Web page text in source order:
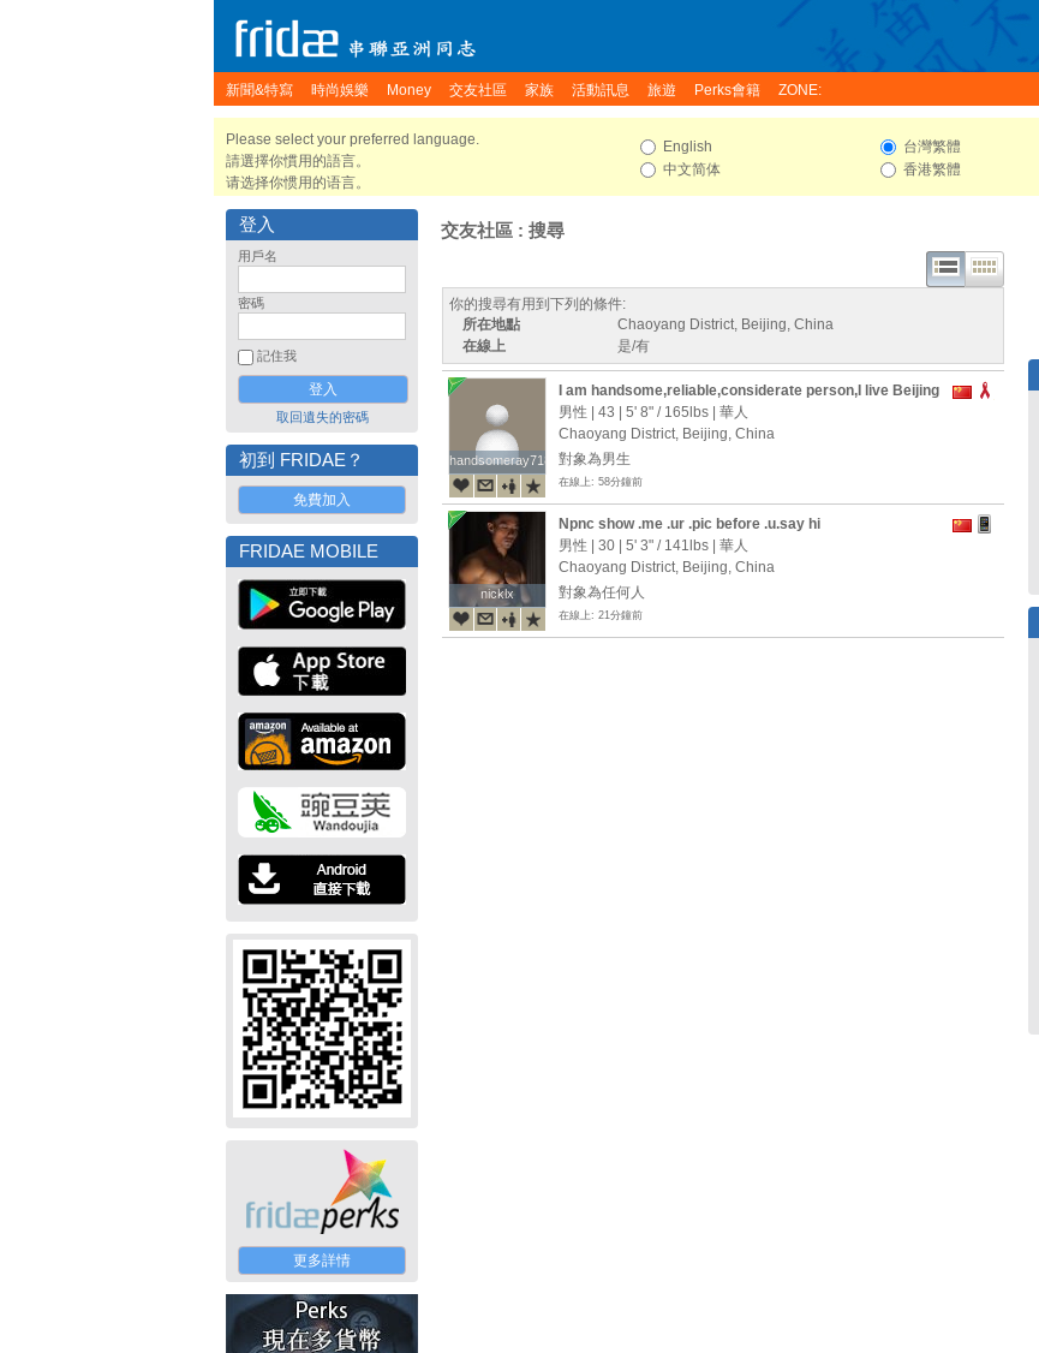
新聞&特寫 時尚娛樂 Money 交友社區 家族 活動訊息 旅遊 Perks會籍 ZONE:
Please select your preferred language.
請選擇你慣用的語言。
请选择你惯用的语言。
English
中文简体
台灣繁體
香港繁體
登入
用戶名
密碼
記住我
取回遺失的密碼
初到 FRIDAE？
免費加入
FRIDAE MOBILE
更多詳情
交友社區 : 搜尋
你的搜尋有用到下列的條件:
所在地點
Chaoyang District, Beijing, China
在線上
是/有
handsomeray718
handsomeray718
I am handsome,reliable,considerate person,I live Beijing
now,it is my hometown,I hope to find a ideal partner who
is healthy,reliabe and matured
男性 | 43 | 5' 8" / 165lbs | 華人
Chaoyang District, Beijing, China
對象為男生
在線上: 58分鐘前
nicklx
nicklx
Npnc show .me .ur .pic before .u.say hi
男性 | 30 | 5' 3" / 141lbs | 華人
Chaoyang District, Beijing, China
對象為任何人
在線上: 21分鐘前